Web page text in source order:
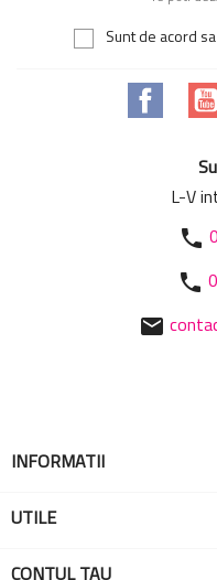
Sunt de acord
L-V
phone
phone
mail
INFORMATII
UTILE
CONTUL TAU